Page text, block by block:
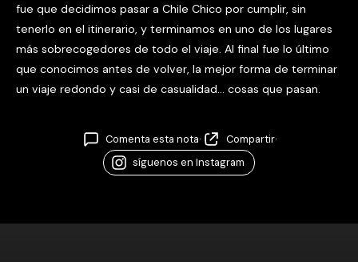
fue que decidimos pasar a Chile Chico por cumplir, sin
tenerlo en el itinerario, y terminamos en uno de los lugares
más sobrecogedores de todo el viaje. Al final fue lo último
que conocimos antes de volver, la mejor forma de terminar
un viaje redondo y casi de casualidad… cosas que pasan.
Comenta esta nota· Compartir·
síguenos en Instagram